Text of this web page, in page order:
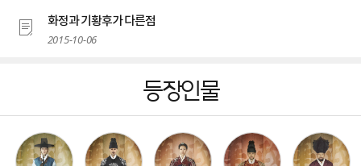
화정과 기황후가 다른점
2015-10-06
등장인물